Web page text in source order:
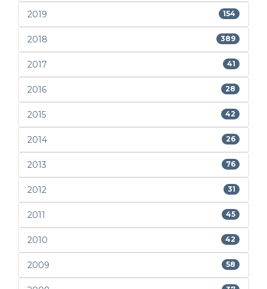
2019 154
2018 389
2017 41
2016 28
2015 42
2014 26
2013 76
2012 31
2011 45
2010 42
2009 58